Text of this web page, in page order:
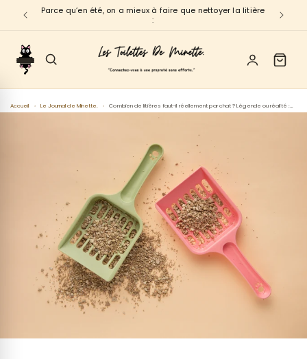
passerParce qu’en été, on a mieux à faire que nettoyer la litière
:
Accueil › Le Journal de Minette. › Combien de litières faut-il réellement par chat ? Légende ou réalité : La réponse ultime